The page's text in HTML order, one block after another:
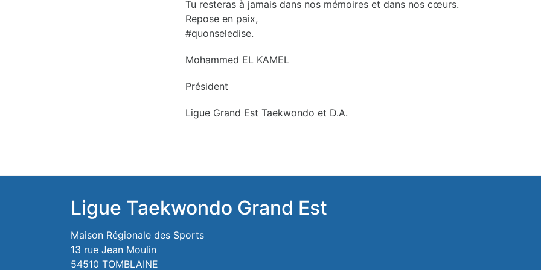
Tu resteras à jamais dans nos mémoires et dans nos cœurs.
Repose en paix,
#quonseledise.
Mohammed EL KAMEL
Président
Ligue Grand Est Taekwondo et D.A.
Ligue Taekwondo Grand Est
Maison Régionale des Sports
13 rue Jean Moulin
54510 TOMBLAINE